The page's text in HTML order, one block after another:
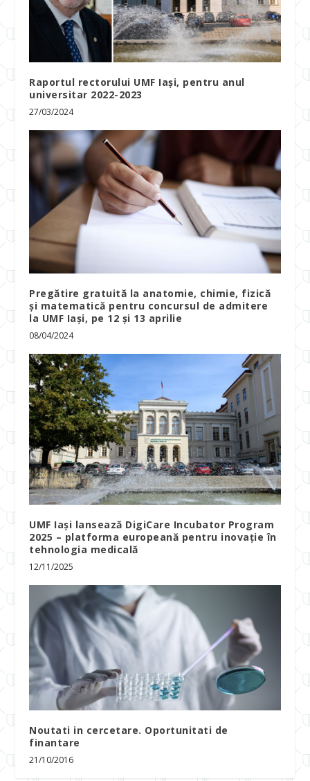
Raportul rectorului UMF Iași, pentru anul
universitar 2022-2023
27/03/2024
Pregătire gratuită la anatomie, chimie, fizică
și matematică pentru concursul de admitere
la UMF Iași, pe 12 și 13 aprilie
08/04/2024
UMF Iași lansează DigiCare Incubator Program
2025 – platforma europeană pentru inovație în
tehnologia medicală
12/11/2025
Noutati in cercetare. Oportunitati de
finantare
21/10/2016